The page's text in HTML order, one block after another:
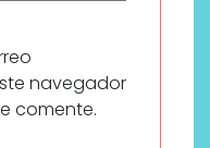
navegador
comente.